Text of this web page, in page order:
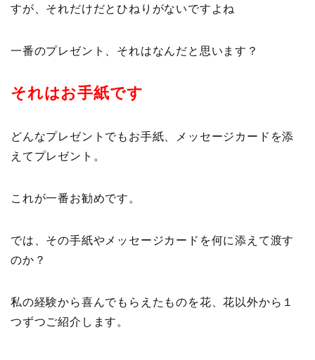
すが、それだけだとひねりがないですよね
一番のプレゼント、それはなんだと思います？
それはお手紙です
どんなプレゼントでもお手紙、メッセージカードを添
えてプレゼント。
これが一番お勧めです。
では、その手紙やメッセージカードを何に添えて渡す
のか？
私の経験から喜んでもらえたものを花、花以外から１
つずつご紹介します。